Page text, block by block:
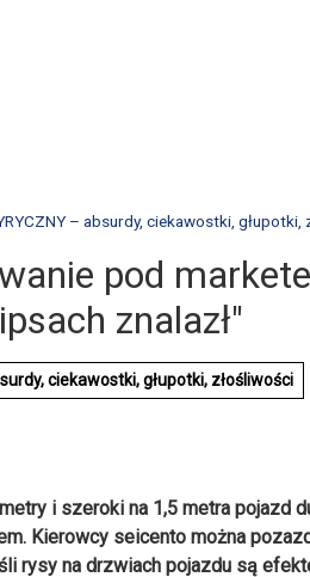
– absurdy, ciekawostki, głupotki,
pod
znalazł"
ciekawostki, głupotki, złośliwości
i szeroki na 1,5 metra pojazd
Kierowcy seicento można
rysy na drzwiach pojazdu są